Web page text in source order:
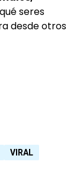
seres
desde otros
VIRAL